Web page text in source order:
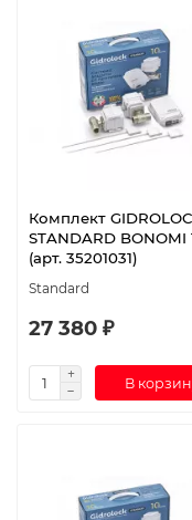
Комплект
STANDARD BONOMI
(арт. 35201031)
Standard
27 380 ₽
В